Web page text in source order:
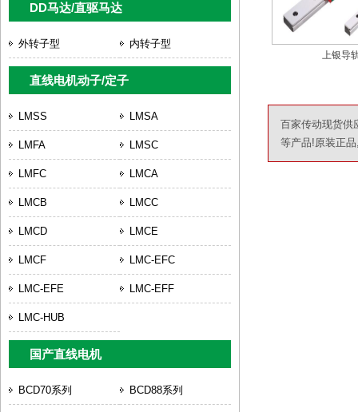
DD马达/直驱马达
外转子型 内转子型
直线电机动子/定子
LMSS LMSA
LMFA LMSC
LMFC LMCA
LMCB LMCC
LMCD LMCE
LMCF LMC-EFC
LMC-EFE LMC-EFF
LMC-HUB
国产直线电机
BCD70系列 BCD88系列
上银导
百家传动现货供
等产品!原装正